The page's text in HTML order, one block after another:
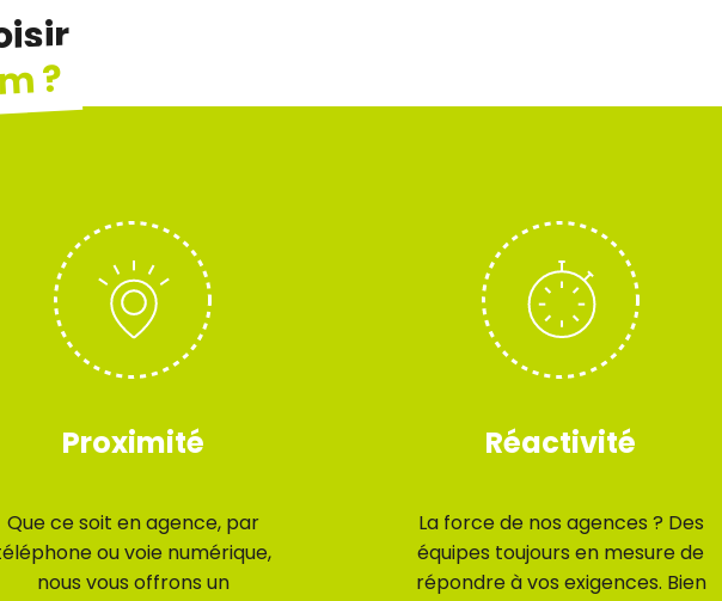
?
Proximité
Que ce soit en agence, par
ou voie numérique,
nous vous offrons un
Réactivité
La force de nos agences ? Des
équipes toujours en mesure de
répondre à vos exigences. Bien